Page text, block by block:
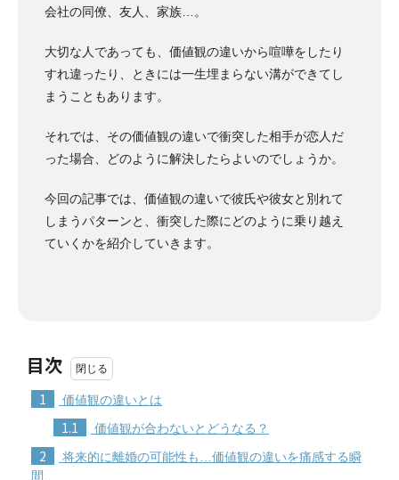
会社の同僚、友人、家族…。
大切な人であっても、価値観の違いから喧嘩をしたり
すれ違ったり、ときには一生埋まらない溝ができてし
まうこともあります。
それでは、その価値観の違いで衝突した相手が恋人だ
った場合、どのように解決したらよいのでしょうか。
今回の記事では、価値観の違いで彼氏や彼女と別れて
しまうパターンと、衝突した際にどのように乗り越え
ていくかを紹介していきます。
目次
1 価値観の違いとは
1.1 価値観が合わないとどうなる？
2
将来的に離婚の可能性も…価値観の違いを痛感する瞬
間